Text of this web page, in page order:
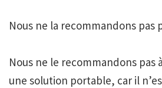
Nous ne la recommandons pas
Nous ne le recommandons pas
une solution portable, car il